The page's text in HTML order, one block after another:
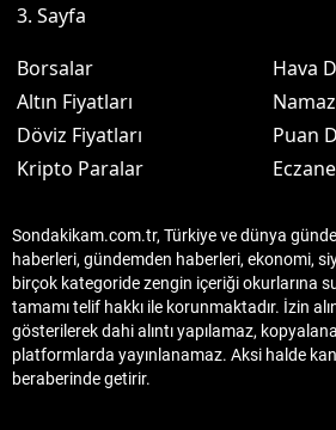
3. Sayfa
Borsalar
Altın Fiyatları
Döviz Fiyatları
Kripto Paralar
Hava
Puan
Sondakikam.com.tr, Türkiye ve dünya
haberleri, gündemden haberleri, ekonomi,
birçok kategoride zengin içeriği okurlarına
tamamı telif hakkı ile korunmaktadır. İzin
gösterilerek dahi alıntı yapılamaz,
platformlarda yayınlanamaz. Aksi halde
beraberinde getirir.